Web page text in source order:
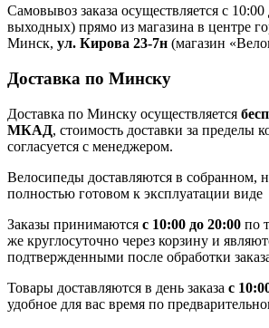
Самовывоз заказа осуществляется с 10:00
выходных) прямо из магазина в центре
Минск, ул. Кирова 23-7н (магазин
Доставка по Минску
Доставка по Минску осуществляется
МКАД, стоимость доставки за пределы
согласуется с менеджером.
Велосипеды доставляются в собранном,
полностью готовом к эксплуатации виде
Заказы принимаются с 10:00 до 20:00 по
же круглосуточно через корзину и
подтвержденными после обработки
Товары доставляются в день заказа с
удобное для вас время по